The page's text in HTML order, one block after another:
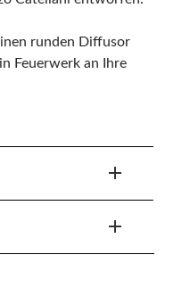
runden Diffusor
Feuerwerk an Ihre